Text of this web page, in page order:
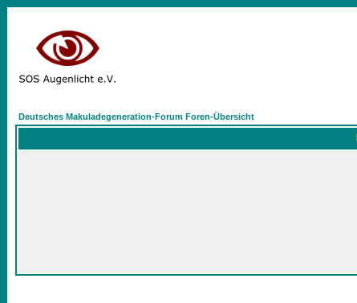
Deutsches Makuladegeneration-Forum Foren-Übersicht